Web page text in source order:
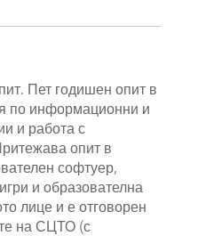
Пет годишен опит в
по информационни и
и работа с
опит в
софтуер,
и образователна
лице и е отговорен
на СЦТО (с